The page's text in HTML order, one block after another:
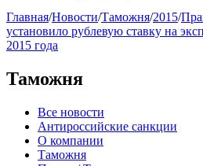
Главная/Новости/Таможня/2015/
установило рублевую ставку на
2015 года
Таможня
Все новости
Антироссийские санкции
О компании
Таможня